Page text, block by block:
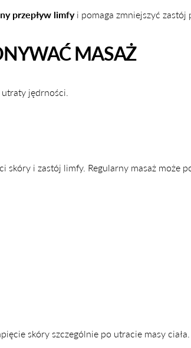
przepływ limfy i pomaga zmniejszyć zastój
MASAŻ
jędrności.
skóry i zastój limfy. Regularny masaż może
skóry szczególnie po utracie masy ciała.